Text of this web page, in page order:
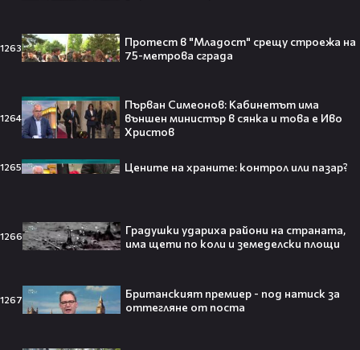
1263
Протест в "Младост" срещу строежа на
75-метрова сграда
1264
Първан Симеонов: Кабинетът има
външен министър в сянка и това е Иво
Христов
1265 Цените на храните: контрол или пазар?
1266
Градушки удариха райони на страната,
има щети по коли и земеделски площи
1267
Британският премиер - под натиск за
оттегляне от поста
театралната сцена👀⚽
250 години тишина: Америка